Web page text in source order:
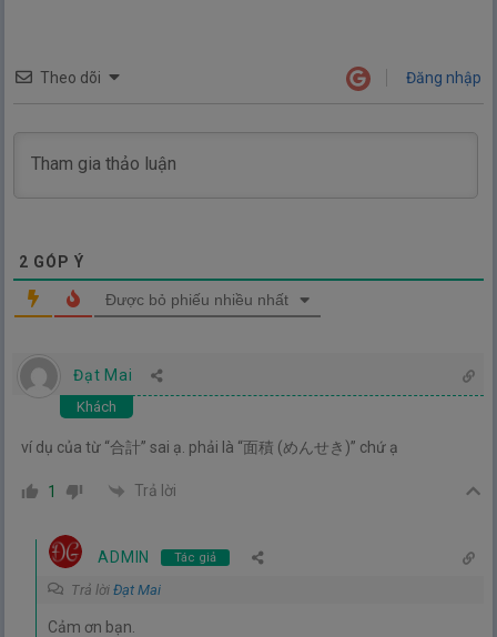
Theo dõi Đăng nhập
2 GÓP Ý
Được bỏ phiếu nhiều nhất
Đạt Mai
Khách
ví dụ của từ “合計” sai ạ. phải là “面積 (めんせき)” chứ ạ
1 Trả lời
ADMIN Tác giả
Trả lờiĐạt Mai
Cảm ơn bạn.